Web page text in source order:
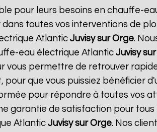
pour leurs besoins en chauffe-
toutes vos interventions de
Atlantic Juvisy sur Orge.
eau électrique Atlantic Juvisy
vous permettre de retrouver
que vous puissiez bénéficier
pour répondre à toutes vos
garantie de satisfaction pour tous
Atlantic Juvisy sur Orge. Nos